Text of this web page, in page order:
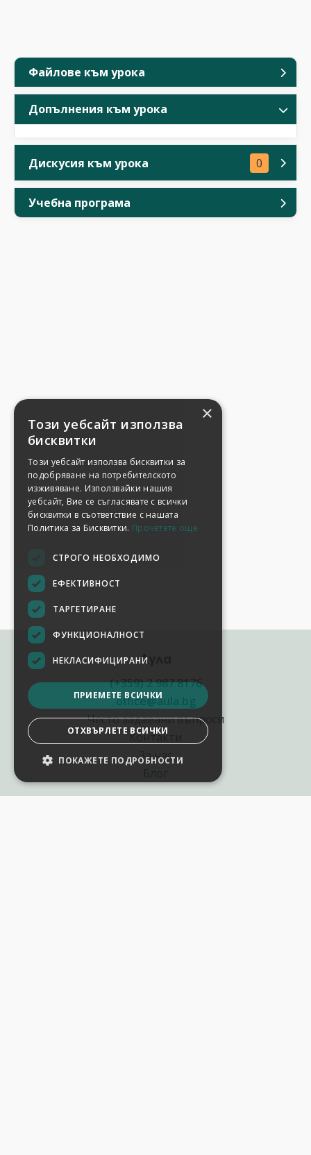
Файлове към урока
Допълнения към урока
Дискусия към урока 0
Учебна програма
Аула
(+359) 2 987 8176
office@aula.bg
Често задавани въпроси
Контакти
За нас
×
Този уебсайт използва
бисквитки
Този уебсайт използва бисквитки за
подобряване на потребителското
изживяване. Използвайки нашия
уебсайт, Вие се съгласявате с всички
бисквитки в съответствие с нашата
Политика за Бисквитки. Прочетете още
СТРОГО НЕОБХОДИМО
ЕФЕКТИВНОСТ
ТАРГЕТИРАНЕ
ФУНКЦИОНАЛНОСТ
НЕКЛАСИФИЦИРАНИ
ПРИЕМЕТЕ ВСИЧКИ
ОТХВЪРЛЕТЕ ВСИЧКИ
ПОКАЖЕТЕ ПОДРОБНОСТИ